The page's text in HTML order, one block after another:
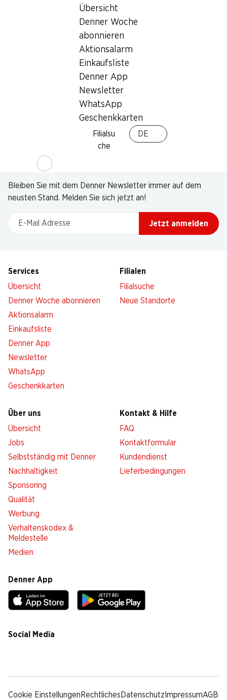
Übersicht
Denner Woche
abonnieren
Aktionsalarm
Einkaufsliste
Denner App
Newsletter
WhatsApp
Geschenkkarten
Filialsu
che
DE
Newsletter
Bleiben Sie mit dem Denner Newsletter immer auf dem
neusten Stand. Melden Sie sich jetzt an!
E-Mail Adresse
Jetzt anmelden
Services
Übersicht
Denner Woche abonnieren
Aktionsalarm
Einkaufsliste
Denner App
Newsletter
WhatsApp
Geschenkkarten
Filialen
Filialsuche
Neue Standorte
Über uns
Übersicht
Jobs
Selbstständig mit Denner
Nachhaltigkeit
Sponsoring
Qualität
Werbung
Verhaltenskodex &
Meldestelle
Medien
Kontakt & Hilfe
FAQ
Kontaktformular
Kundendienst
Lieferbedingungen
Denner App
Social Media
Cookie Einstellungen Rechtliches Datenschutz ImpressumAGB